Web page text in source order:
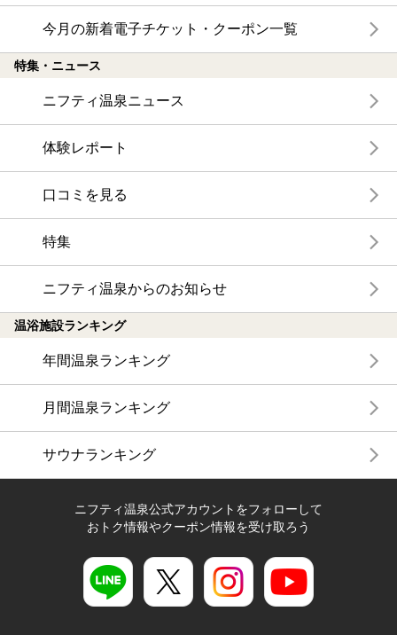
今月の新着電子チケット・クーポン一覧
特集・ニュース
ニフティ温泉ニュース
体験レポート
口コミを見る
特集
ニフティ温泉からのお知らせ
温浴施設ランキング
年間温泉ランキング
月間温泉ランキング
サウナランキング
ニフティ温泉公式アカウントをフォローして
おトク情報やクーポン情報を受け取ろう